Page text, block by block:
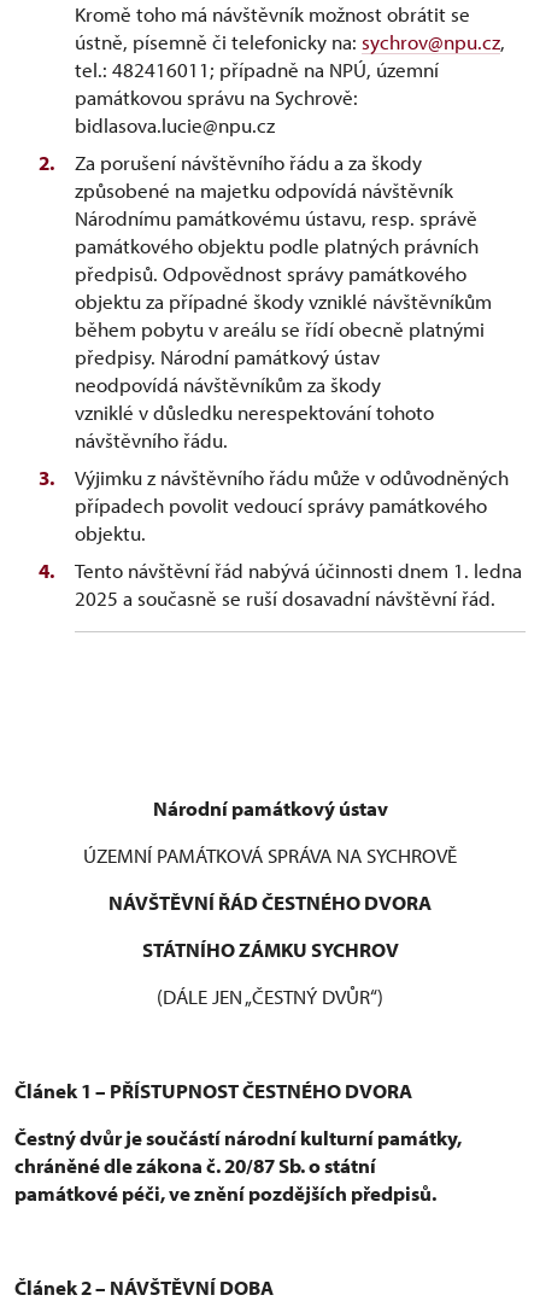
Kromě toho má návštěvník možnost obrátit se
ústně, písemně či telefonicky na: sychrov@npu.cz,
tel.: 482416011; případně na NPÚ, územní
památkovou správu na Sychrově:
bidlasova.lucie@npu.cz
Za porušení návštěvního řádu a za škody
způsobené na majetku odpovídá návštěvník
Národnímu památkovému ústavu, resp. správě
památkového objektu podle platných právních
předpisů. Odpovědnost správy památkového
objektu za případné škody vzniklé návštěvníkům
během pobytu v areálu se řídí obecně platnými
předpisy. Národní památkový ústav
neodpovídá návštěvníkům za škody
vzniklé v důsledku nerespektování tohoto
návštěvního řádu.
Výjimku z návštěvního řádu může v odůvodněných
případech povolit vedoucí správy památkového
objektu.
Tento návštěvní řád nabývá účinnosti dnem 1. ledna
2025 a současně se ruší dosavadní návštěvní řád.
Národní památkový ústav
ÚZEMNÍ PAMÁTKOVÁ SPRÁVA NA SYCHROVĚ
NÁVŠTĚVNÍ ŘÁD ČESTNÉHO DVORA
STÁTNÍHO ZÁMKU SYCHROV
(DÁLE JEN „ČESTNÝ DVŮR“)
Článek 1 – PŘÍSTUPNOST ČESTNÉHO DVORA
Čestný dvůr je součástí národní kulturní památky,
chráněné dle zákona č. 20/87 Sb. o státní
památkové péči, ve znění pozdějších předpisů.
Článek 2 – NÁVŠTĚVNÍ DOBA